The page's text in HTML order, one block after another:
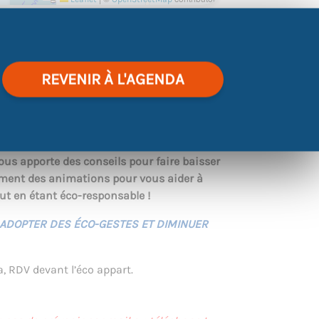
REVENIR À L'AGENDA
aborde différents thèmes venez
apporte des conseils pour faire baisser
des animations pour vous aider à
en étant éco-responsable !
DES ÉCO-GESTES ET DIMINUER
RDV devant l’éco appart.